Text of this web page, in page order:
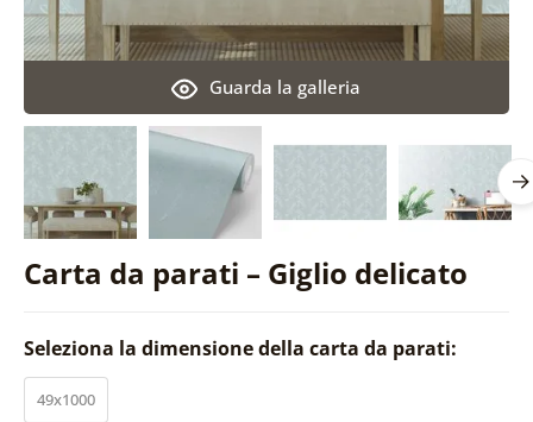
Carta da parati – Giglio delicato
Guarda la galleria
Seleziona la dimensione della carta da parati:
49x1000